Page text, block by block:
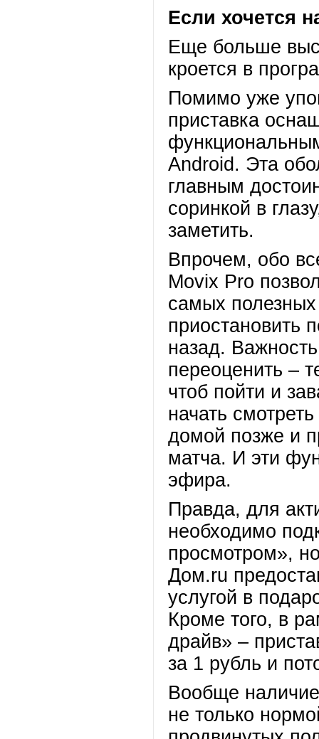
Если хочется
Еще больше
кроется в
Помимо уже
приставка
Android. Эта
главным
соринкой в
заметить.
Впрочем, обо
Movix Pro
самых
приостановить
назад.
переоценить –
чтоб пойти и
начать
домой позже и
матча. И эти
эфира.
Правда, для
необходимо
просмотром»,
Дом.ru
услугой в
Кроме того, в
драйв» – при
за 1 рубль и
Вообще наличие
не только